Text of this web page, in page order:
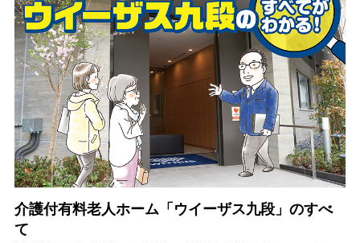
介護付有料老人ホーム「ウイーザス九段」のすべ
て